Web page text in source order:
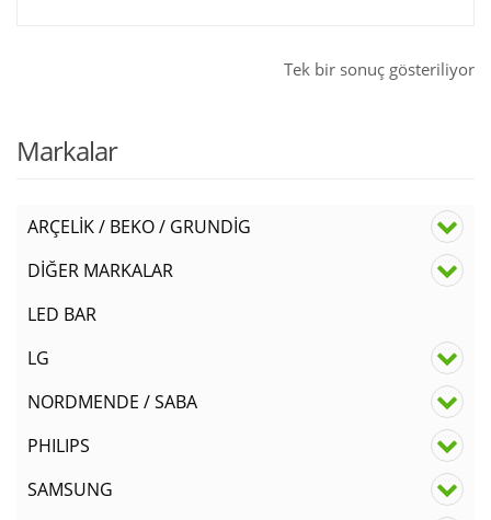
Tek bir sonuç gösteriliyor
Markalar
ARÇELİK / BEKO / GRUNDİG
DİĞER MARKALAR
LED BAR
LG
NORDMENDE / SABA
PHILIPS
SAMSUNG